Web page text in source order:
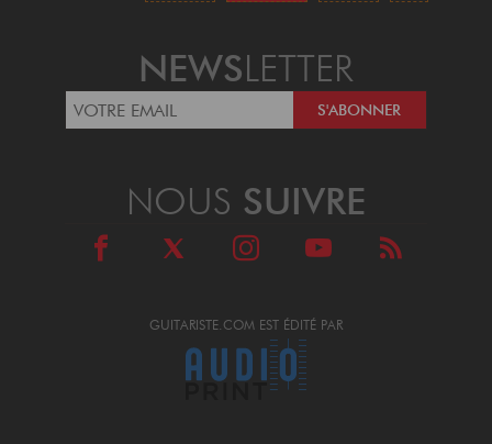
NEWSLETTER
GUITARISTE.COM EST ÉDITÉ PAR
NOUS SUIVRE